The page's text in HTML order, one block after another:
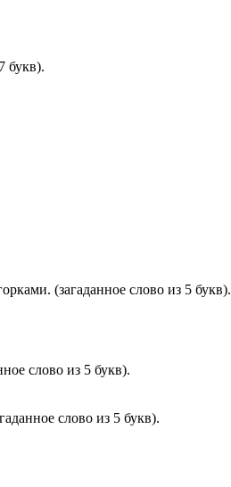
букв).
(загаданное слово из 5 букв).
слово из 5 букв).
слово из 5 букв).